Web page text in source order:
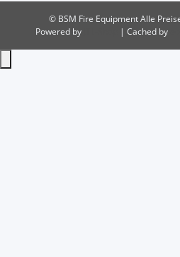
© BSM Fire EquipmentAlle
Powered by
| Cached by